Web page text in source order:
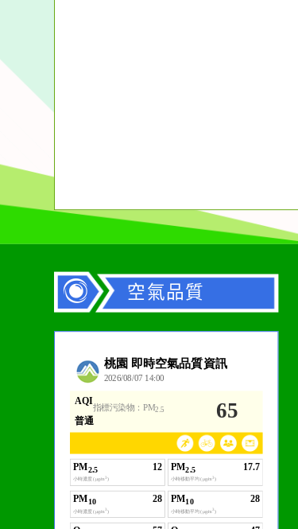
客室計畫
2023- 2024
You & Me
空氣品質
一杯清水因滴
水而變污濁，一
卻不會因一滴
在而變清澈。